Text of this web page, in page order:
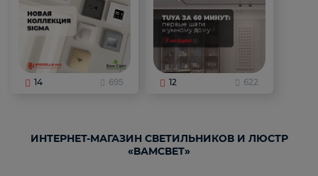
14 695 12 622
ИНТЕРНЕТ-МАГАЗИН СВЕТИЛЬНИКОВ И ЛЮСТР
«ВАМСВЕТ»